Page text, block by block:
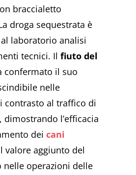
braccialetto
droga sequestrata è
laboratorio analisi
tecnici. Ilfiuto del
confermato il suo
nelle
contrasto al traffico di
dimostrando l’efficacia
deicani
valore aggiunto del
nelle operazioni delle